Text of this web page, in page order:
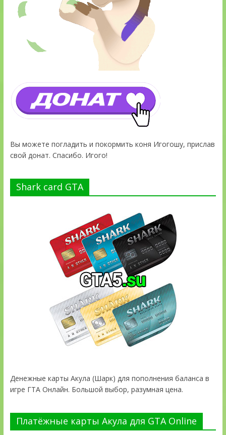
Вы можете погладить и покормить коня Игогошу, прислав
свой донат. Спасибо. Игого!
Shark card GTA
Денежные карты Акула (Шарк) для пополнения баланса в
игре ГТА Онлайн. Большой выбор, разумная цена.
Платёжные карты Акула для GTA Online